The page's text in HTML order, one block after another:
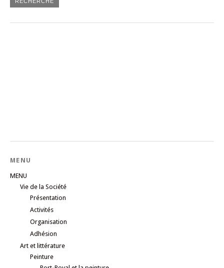
MENU
MENU
Vie de la Société
Présentation
Activités
Organisation
Adhésion
Art et littérature
Peinture